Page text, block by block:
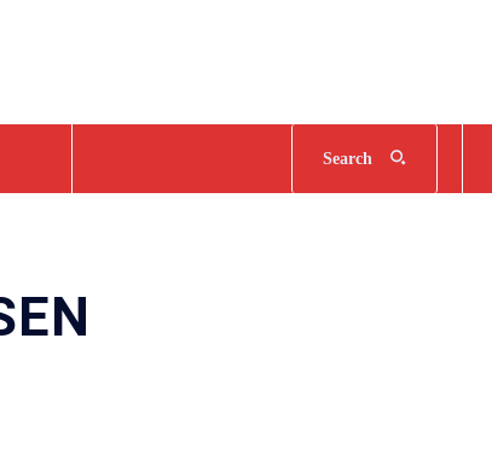
Search